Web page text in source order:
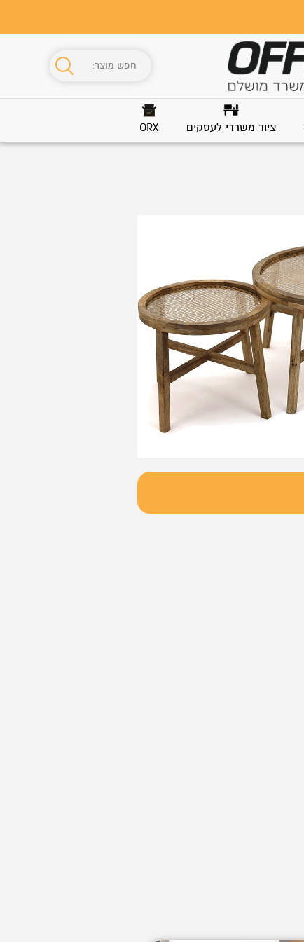
ציוד משרדי לעסקים ORX